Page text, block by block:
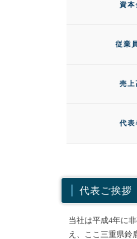
資本
従業
売上
代表
代表ご挨拶
当社は平成4年に
え、ここ三重県鈴